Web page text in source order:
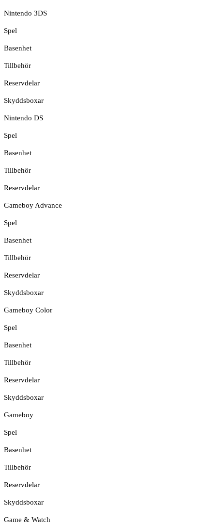
Nintendo 3DS
Spel
Basenhet
Tillbehör
Reservdelar
Skyddsboxar
Nintendo DS
Spel
Basenhet
Tillbehör
Reservdelar
Gameboy Advance
Spel
Basenhet
Tillbehör
Reservdelar
Skyddsboxar
Gameboy Color
Spel
Basenhet
Tillbehör
Reservdelar
Skyddsboxar
Gameboy
Spel
Basenhet
Tillbehör
Reservdelar
Skyddsboxar
Game & Watch